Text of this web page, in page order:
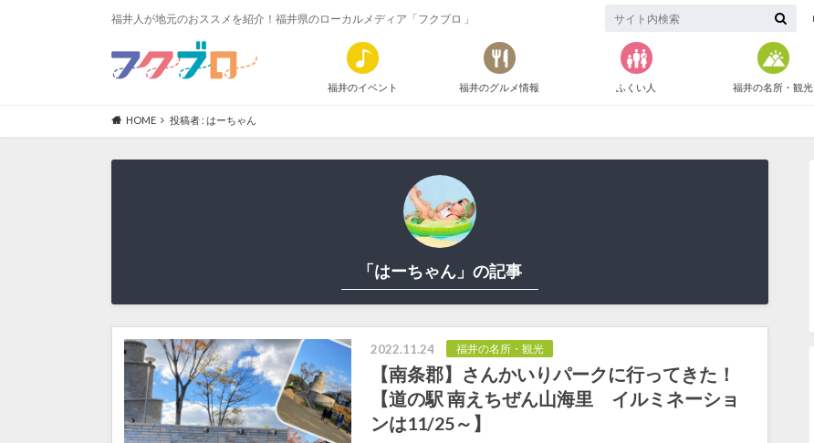
福井人が地元のおススメを紹介！福井県のローカルメディア「フクブロ 」
福井のイベント 福井のグルメ情報 ふくい人 福井の名所・観光
HOME 投稿者 : はーちゃん
「はーちゃん」の記事
2022.11.24 福井の名所・観光
【南条郡】さんかいりパークに行ってきた！
【道の駅 南えちぜん山海里 イルミネーショ
ンは11/25～】